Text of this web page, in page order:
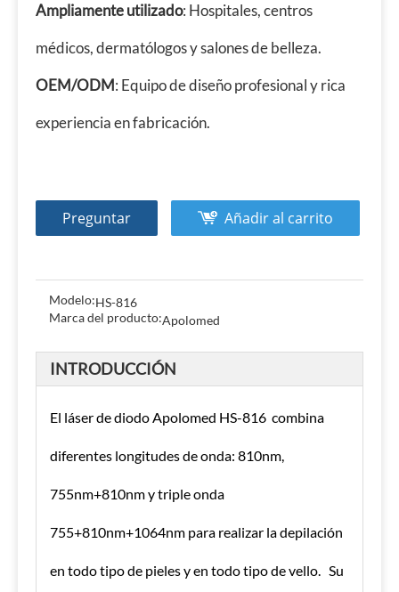
Ampliamente utilizado: Hospitales, centros
médicos, dermatólogos y salones de belleza.
OEM/ODM: Equipo de diseño profesional y rica
experiencia en fabricación.
Preguntar Añadir al carrito
Modelo:HS-816
Marca del producto:Apolomed
INTRODUCCIÓN
El láser de diodo Apolomed HS-816 combina
diferentes longitudes de onda: 810nm,
755nm+810nm y triple onda
755+810nm+1064nm para realizar la depilación
en todo tipo de pieles y en todo tipo de vello. Su